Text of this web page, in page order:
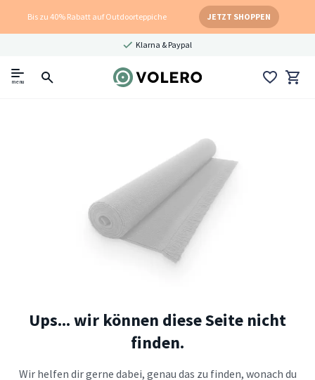
Bis zu 40% Rabatt auf Outdoorteppiche JETZT SHOPPEN
Klarna & Paypal
menu
Ups... wir können diese Seite nicht
finden.
Wir helfen dir gerne dabei, genau das zu finden, wonach du